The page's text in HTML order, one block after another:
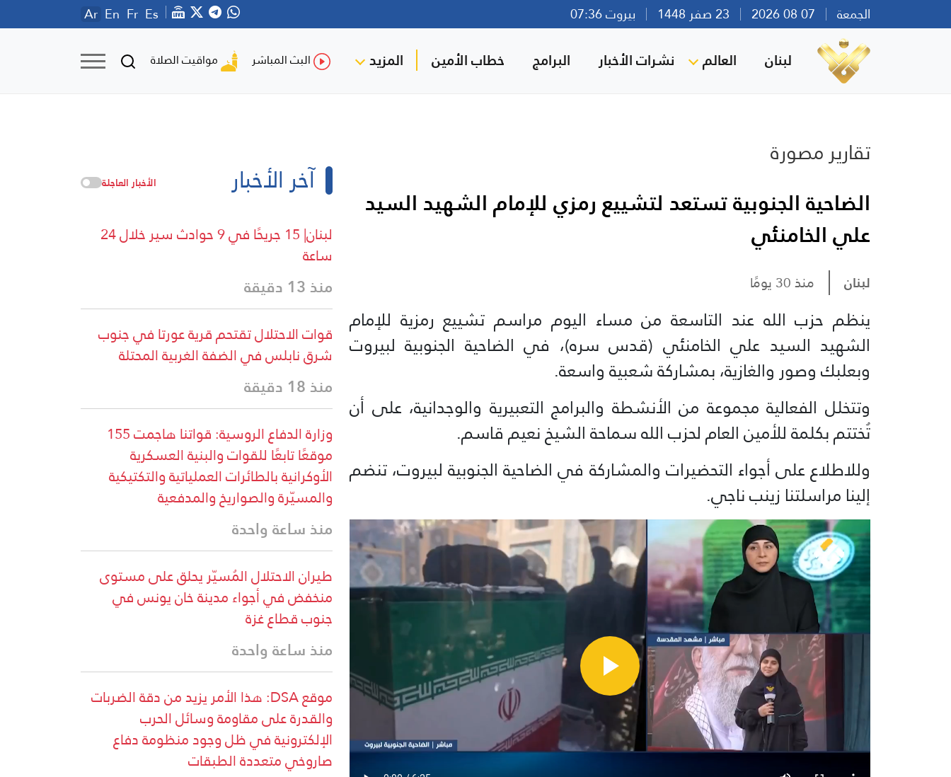
الجمعة بيروت 07:36 Ar En Fr Es
لبنان العالم نشرات الأخبار البرامج خطاب الأمين المزيد البث المباشر مواقيت الصلاة
تقارير مصورة
الضاحية الجنوبية تستعد لتشييع رمزي للإمام الشهيد السيد
علي الخامنئي
لبنان منذ 30 يومًا
ينظم حزب الله عند التاسعة من مساء اليوم مراسم تشييع رمزية للإمام
الشهيد السيد علي الخامنئي (قدس سره)، في الضاحية الجنوبية لبيروت
وبعلبك وصور والغازية، بمشاركة شعبية واسعة.
وتتخلل الفعالية مجموعة من الأنشطة والبرامج التعبيرية والوجدانية، على أن
تُختتم بكلمة للأمين العام لحزب الله سماحة الشيخ نعيم قاسم.
وللاطلاع على أجواء التحضيرات والمشاركة في الضاحية الجنوبية لبيروت، تنضم
إلينا مراسلتنا زينب ناجي.
آخر الأخبار الأخبار العاجلة
لبنان| 15 جريحًا في 9 حوادث سير خلال 24
ساعة
منذ 13 دقيقة
قوات الاحتلال تقتحم قرية عورتا في جنوب
شرق نابلس في الضفة الغربية المحتلة
منذ 18 دقيقة
وزارة الدفاع الروسية: قواتنا هاجمت 155
موقعًا تابعًا للقوات والبنية العسكرية
الأوكرانية بالطائرات العملياتية والتكتيكية
والمسيّرة والصواريخ والمدفعية
منذ ساعة واحدة
طيران الاحتلال المُسيّر يحلق على مستوى
منخفض في أجواء مدينة خان يونس في
جنوب قطاع غزة
منذ ساعة واحدة
موقع DSA: هذا الأمر يزيد من دقة الضربات
والقدرة على مقاومة وسائل الحرب
الإلكترونية في ظل وجود منظومة دفاع
صاروخي متعددة الطبقات